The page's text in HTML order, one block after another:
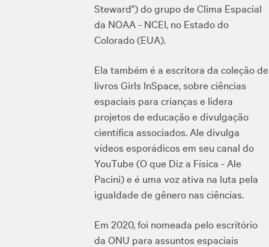
Steward") do grupo de Clima Espacial
da NOAA - NCEI, no Estado do
Colorado (EUA).
Ela também é a escritora da coleção de
livros Girls InSpace, sobre ciências
espaciais para crianças e lidera
projetos de educação e divulgação
científica associados. Ale divulga
vídeos esporádicos em seu canal do
YouTube (O que Diz a Física - Ale
Pacini) e é uma voz ativa na luta pela
igualdade de gênero nas ciências.
Em 2020, foi nomeada pelo escritório
da ONU para assuntos espaciais